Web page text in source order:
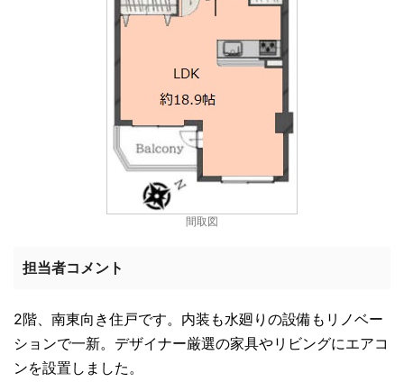
間取図
担当者コメント
2階、南東向き住戸です。内装も水廻りの設備もリノベー
ションで一新。デザイナー厳選の家具やリビングにエアコ
ンを設置しました。